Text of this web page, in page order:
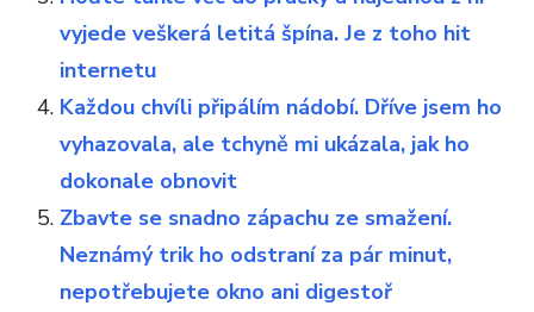
vyjede veškerá letitá špína. Je z toho hit
internetu
Každou chvíli připálím nádobí. Dříve jsem ho
vyhazovala, ale tchyně mi ukázala, jak ho
dokonale obnovit
Zbavte se snadno zápachu ze smažení.
Neznámý trik ho odstraní za pár minut,
nepotřebujete okno ani digestoř